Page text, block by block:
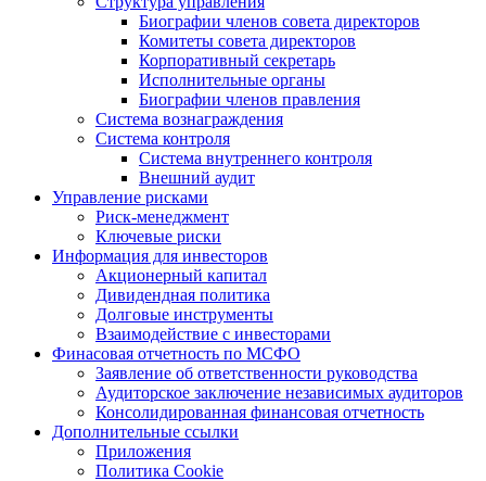
Биографии членов совета директоров
Комитеты совета директоров
Корпоративный секретарь
Исполнительные органы
Биографии членов правления
Система вознаграждения
Система контроля
Система внутреннего контроля
Внешний аудит
Управление рисками
Риск-менеджмент
Ключевые риски
Информация для инвесторов
Акционерный капитал
Дивидендная политика
Долговые инструменты
Взаимодействие с инвеcторами
Финасовая отчетность по МСФО
Заявление об ответственности руководства
Аудиторское заключение независимых аудиторов
Консолидированная финансовая отчетность
Дополнительные ссылки
Приложения
Политика Cookie